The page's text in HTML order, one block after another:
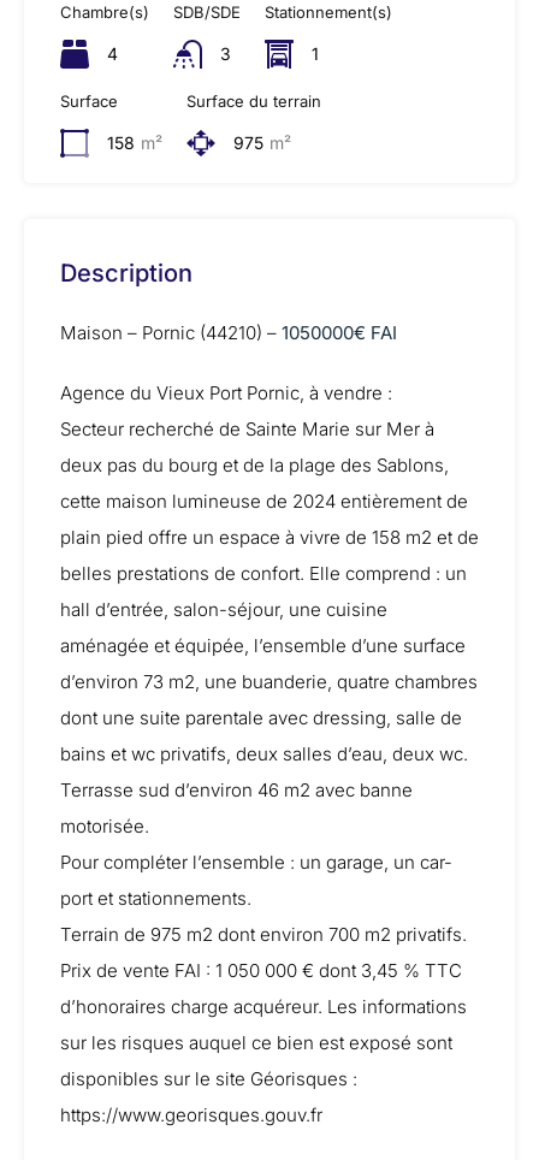
Chambre(s)
4
SDB/SDE
3
Stationnement(s)
1
Surface
158 m²
Surface du terrain
975 m²
Description
Maison – Pornic (44210) – 1050000€ FAI
Agence du Vieux Port Pornic, à vendre :
Secteur recherché de Sainte Marie sur Mer à
deux pas du bourg et de la plage des Sablons,
cette maison lumineuse de 2024 entièrement de
plain pied offre un espace à vivre de 158 m2 et de
belles prestations de confort. Elle comprend : un
hall d’entrée, salon-séjour, une cuisine
aménagée et équipée, l’ensemble d’une surface
d’environ 73 m2, une buanderie, quatre chambres
dont une suite parentale avec dressing, salle de
bains et wc privatifs, deux salles d’eau, deux wc.
Terrasse sud d’environ 46 m2 avec banne
motorisée.
Pour compléter l’ensemble : un garage, un car-
port et stationnements.
Terrain de 975 m2 dont environ 700 m2 privatifs.
Prix de vente FAI : 1 050 000 € dont 3,45 % TTC
d’honoraires charge acquéreur. Les informations
sur les risques auquel ce bien est exposé sont
disponibles sur le site Géorisques :
https://www.georisques.gouv.fr